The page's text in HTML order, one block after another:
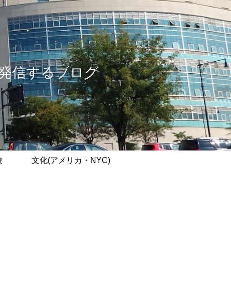
信するブログ
文化(アメリカ・NYC)